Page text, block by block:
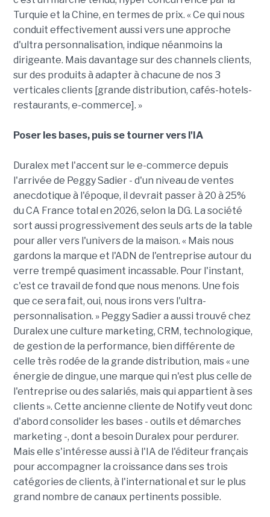
Turquie et la Chine, en termes de prix. « Ce qui nous
conduit effectivement aussi vers une approche
d'ultra personnalisation, indique néanmoins la
dirigeante. Mais davantage sur des channels clients,
sur des produits à adapter à chacune de nos 3
verticales clients [grande distribution, cafés-hotels-
restaurants, e-commerce]. »
Poser les bases, puis se tourner vers l'IA
Duralex met l'accent sur le e-commerce depuis
l'arrivée de Peggy Sadier - d'un niveau de ventes
anecdotique à l'époque, il devrait passer à 20 à 25%
du CA France total en 2026, selon la DG. La société
sort aussi progressivement des seuls arts de la table
pour aller vers l'univers de la maison. « Mais nous
gardons la marque et l'ADN de l'entreprise autour du
verre trempé quasiment incassable. Pour l'instant,
c'est ce travail de fond que nous menons. Une fois
que ce sera fait, oui, nous irons vers l'ultra-
personnalisation. » Peggy Sadier a aussi trouvé chez
Duralex une culture marketing, CRM, technologique,
de gestion de la performance, bien différente de
celle très rodée de la grande distribution, mais « une
énergie de dingue, une marque qui n'est plus celle de
l'entreprise ou des salariés, mais qui appartient à ses
clients ». Cette ancienne cliente de Notify veut donc
d'abord consolider les bases - outils et démarches
marketing -, dont a besoin Duralex pour perdurer.
Mais elle s'intéresse aussi à l'IA de l'éditeur français
pour accompagner la croissance dans ses trois
catégories de clients, à l'international et sur le plus
grand nombre de canaux pertinents possible.